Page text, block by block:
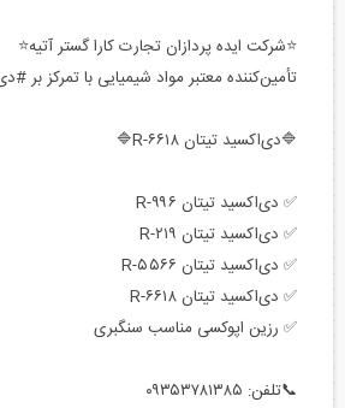
⭐شرکت ایده پردازان تجارت کارا گستر آتیه⭐
تأمین‌کننده معتبر مواد شیمیایی با تمرکز بر
🔷دی‌اکسید تیتان R-۶۶۱۸🔷
✅ دی‌اکسید تیتان R-۹۹۶
✅ دی‌اکسید تیتان R-۲۱۹
✅ دی‌اکسید تیتان R-۵۵۶۶
✅ دی‌اکسید تیتان R-۶۶۱۸
✅ رزین اپوکسی مناسب سنگبری
📞تلفن: ۰۹۳۵۳۷۸۱۳۸۵